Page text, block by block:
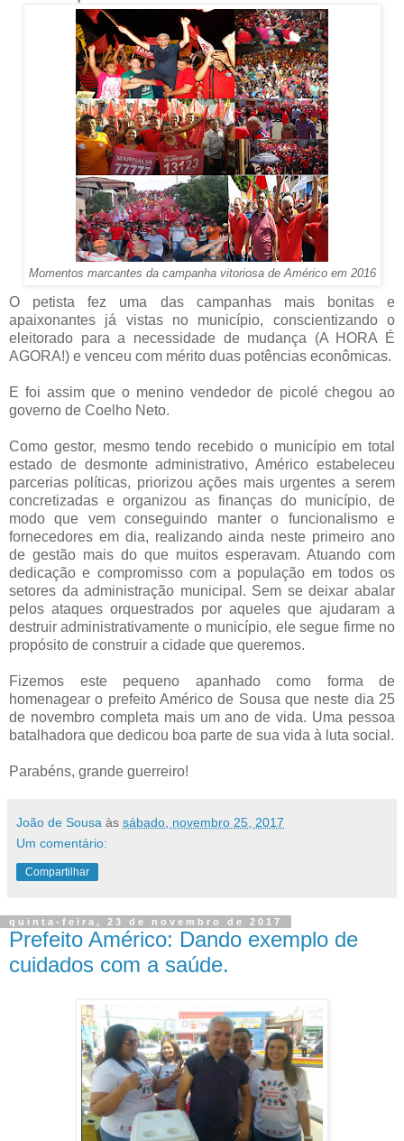
Momentos marcantes da campanha vitoriosa de Américo em 2016
O petista fez uma das campanhas mais bonitas e
apaixonantes já vistas no município, conscientizando o
eleitorado para a necessidade de mudança (A HORA É
AGORA!) e venceu com mérito duas potências econômicas.
E foi assim que o menino vendedor de picolé chegou ao
governo de Coelho Neto.
Como gestor, mesmo tendo recebido o município em total
estado de desmonte administrativo, Américo estabeleceu
parcerias políticas, priorizou ações mais urgentes a serem
concretizadas e organizou as finanças do município, de
modo que vem conseguindo manter o funcionalismo e
fornecedores em dia, realizando ainda neste primeiro ano
de gestão mais do que muitos esperavam. Atuando com
dedicação e compromisso com a população em todos os
setores da administração municipal. Sem se deixar abalar
pelos ataques orquestrados por aqueles que ajudaram a
destruir administrativamente o município, ele segue firme no
propósito de construir a cidade que queremos.
Fizemos este pequeno apanhado como forma de
homenagear o prefeito Américo de Sousa que neste dia 25
de novembro completa mais um ano de vida. Uma pessoa
batalhadora que dedicou boa parte de sua vida à luta social.
Parabéns, grande guerreiro!
João de Sousa às sábado, novembro 25, 2017
Um comentário:
Compartilhar
quinta-feira, 23 de novembro de 2017
Prefeito Américo: Dando exemplo de
cuidados com a saúde.